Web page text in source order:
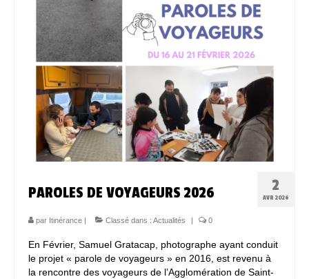
2
AVR 2026
PAROLES DE VOYAGEURS 2026
par Itinérance | Classé dans : Actualités | 0
En Février, Samuel Gratacap, photographe ayant conduit
le projet « parole de voyageurs » en 2016, est revenu à
la rencontre des voyageurs de l’Agglomération de Saint-